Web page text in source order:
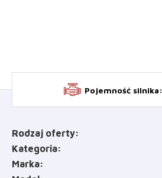
Pojemność silnika:
Rodzaj oferty
Kategoria
Marka